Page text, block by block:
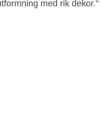
med rik dekor."